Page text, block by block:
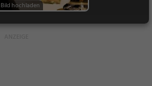
Bild hochladen